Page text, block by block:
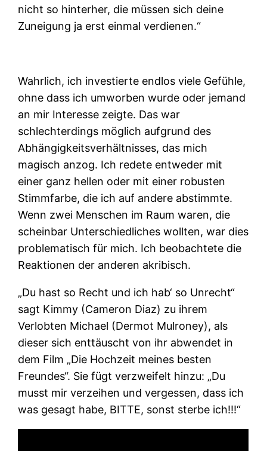
nicht so hinterher, die müssen sich deine
Zuneigung ja erst einmal verdienen.“
Wahrlich, ich investierte endlos viele Gefühle,
ohne dass ich umworben wurde oder jemand
an mir Interesse zeigte. Das war
schlechterdings möglich aufgrund des
Abhängigkeitsverhältnisses, das mich
magisch anzog. Ich redete entweder mit
einer ganz hellen oder mit einer robusten
Stimmfarbe, die ich auf andere abstimmte.
Wenn zwei Menschen im Raum waren, die
scheinbar Unterschiedliches wollten, war dies
problematisch für mich. Ich beobachtete die
Reaktionen der anderen akribisch.
„Du hast so Recht und ich hab‘ so Unrecht“
sagt Kimmy (Cameron Diaz) zu ihrem
Verlobten Michael (Dermot Mulroney), als
dieser sich enttäuscht von ihr abwendet in
dem Film „Die Hochzeit meines besten
Freundes“. Sie fügt verzweifelt hinzu: „Du
musst mir verzeihen und vergessen, dass ich
was gesagt habe, BITTE, sonst sterbe ich!!!“